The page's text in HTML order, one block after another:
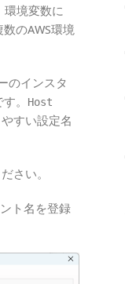
環境変数に
のAWS環境
のインスタ
。
Host
すい設定名
さい。
ト名を登録